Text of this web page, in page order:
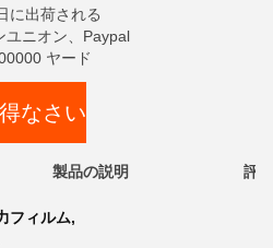
に出荷される
ユニオン、Paypal
ヤード
なさい
製品の説明 評
フィルム,